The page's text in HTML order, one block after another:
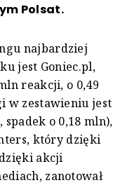
Polsat.
najbardziej
jest Goniec.pl,
reakcji, o 0,49
w zestawieniu jest
o 0,18 mln),
który dzięki
akcji
zanotował